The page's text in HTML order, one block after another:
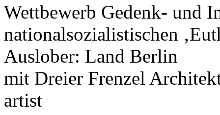
Wettbewerb Gedenk- und
nationalsozialistischen
Auslober: Land Berlin
mit Dreier Frenzel
artist